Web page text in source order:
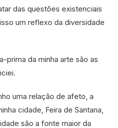
das questões existenciais
um reflexo da diversidade
prima da minha arte são as
uma relação de afeto, a
cidade, Feira de Santana,
são a fonte maior da